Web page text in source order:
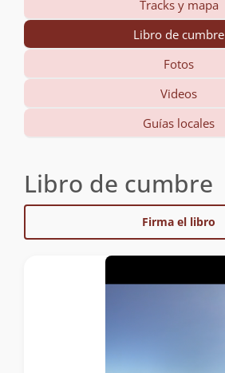
Tracks y mapa
Libro de cumbre
Fotos
Videos
Guías locales
Libro de cumbre
Firma el libro